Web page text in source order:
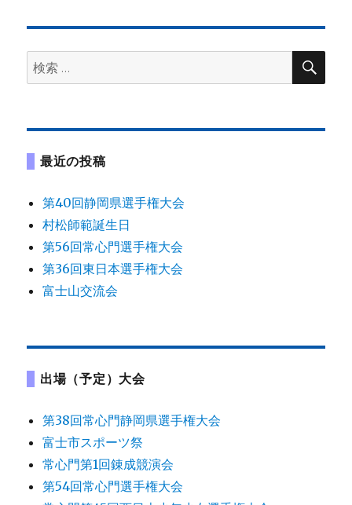
ゲ
ー
ョ
ン
検
索:
検
最近の投稿
第40回静岡県選手権大会
村松師範誕生日
第56回常心門選手権大会
第36回東日本選手権大会
富士山交流会
出場（予定）大会
第38回常心門静岡県選手権大会
富士市スポーツ祭
常心門第1回錬成競演会
第54回常心門選手権大会